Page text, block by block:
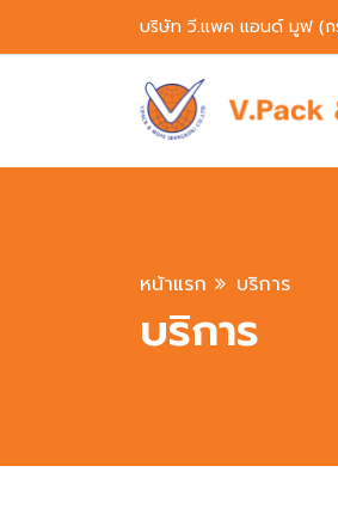
บริษัท วี.แพค แอนด์ มูฟ (ก
หน้าแรก บริการ
บริการ